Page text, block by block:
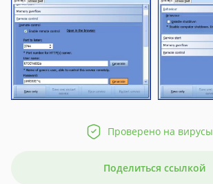
Проверено на вирусы
Поделиться ссылкой